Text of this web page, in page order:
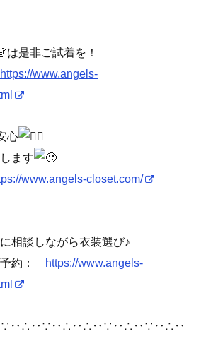
は是非ご試着を！
https://www.angels-
心
ます
www.angels-closet.com/
相談しながら衣装選び♪
約：
https://www.angels-